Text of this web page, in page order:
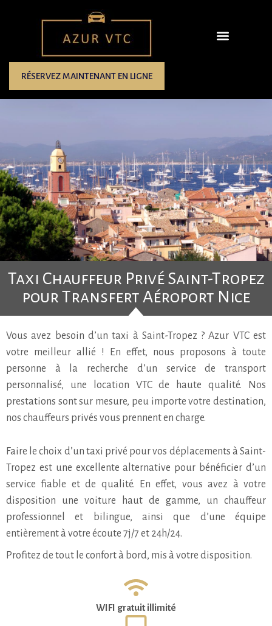
RÉSERVEZ MAINTENANT EN LIGNE
Taxi Chauffeur Privé Saint-Tropez
pour Transfert Aéroport Nice
Vous avez besoin d’un taxi à Saint-Tropez ? Azur VTC est
votre meilleur allié ! En effet, nous proposons à toute
personne à la recherche d’un service de transport
personnalisé, une location VTC de haute qualité. Nos
prestations sont sur mesure, peu importe votre destination,
nos chauffeurs privés vous prennent en charge.
Faire le choix d’un taxi privé pour vos déplacements à Saint-
Tropez est une excellente alternative pour bénéficier d’un
service fiable et de qualité. En effet, vous avez à votre
disposition une voiture haut de gamme, un chauffeur
professionnel et bilingue, ainsi que d’une équipe
entièrement à votre écoute 7j/7 et 24h/24.
Profitez de tout le confort à bord, mis à votre disposition.
WIFI gratuit illimité